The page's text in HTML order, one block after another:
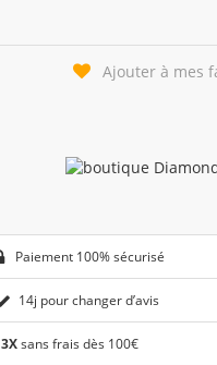
Ajouter à mes
Paiement 100% sécurisé
14j pour changer d’avis
3Xsans frais dès 100€